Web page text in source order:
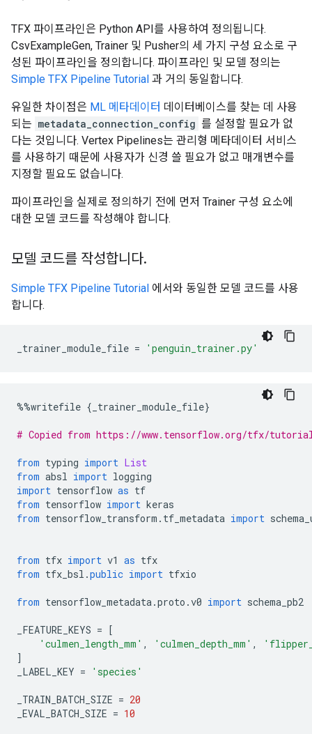
TFX 파이프라인은 Python API를 사용하여 정의됩니다.
CsvExampleGen, Trainer 및 Pusher의 세 가지 구성 요소로 구
성된 파이프라인을 정의합니다. 파이프라인 및 모델 정의는
Simple TFX Pipeline Tutorial 과 거의 동일합니다.
유일한 차이점은 ML 메타데이터 데이터베이스를 찾는 데 사용
되는 metadata_connection_config 를 설정할 필요가 없
다는 것입니다. Vertex Pipelines는 관리형 메타데이터 서비스
를 사용하기 때문에 사용자가 신경 쓸 필요가 없고 매개변수를
지정할 필요도 없습니다.
파이프라인을 실제로 정의하기 전에 먼저 Trainer 구성 요소에
대한 모델 코드를 작성해야 합니다.
모델 코드를 작성합니다.
Simple TFX Pipeline Tutorial 에서와 동일한 모델 코드를 사용
합니다.
_trainer_module_file = 'penguin_trainer.py'
%%writefile { _trainer_module_file}
# Copied from https://www.tensorflow.org/tfx/
from typing import List
from absl import logging
import tensorflow as tf
from tensorflow import keras
from tensorflow_transform . tf_metadata import
from tfx import v1 as tfx
from tfx_bsl .public import tfxio
from tensorflow_metadata.proto .v0 import schema_pb2
_FEATURE_KEYS = [
'culmen_length_mm' , 'culmen_depth_mm' ,
]
_LABEL_KEY = 'species'
_TRAIN_BATCH_SIZE = 20
_EVAL_BATCH_SIZE = 10